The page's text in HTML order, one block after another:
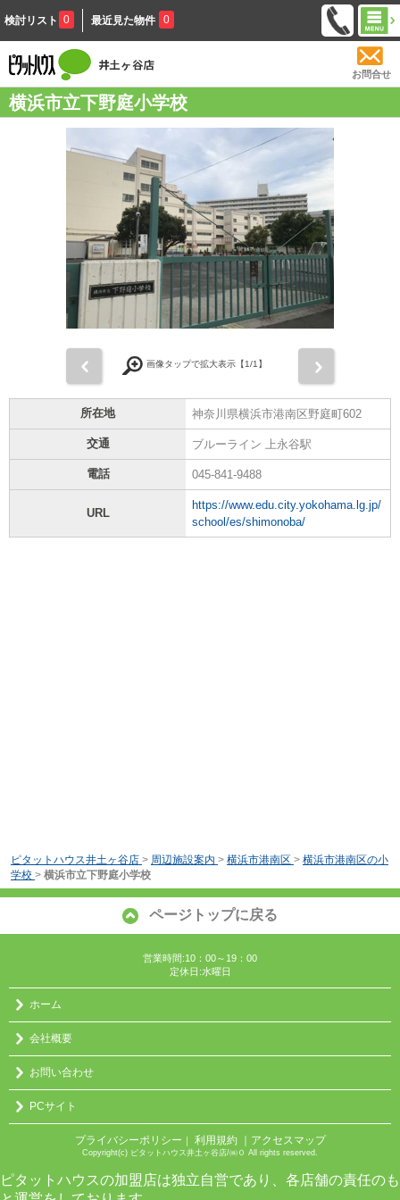
検討リスト 0 最近見た物件 0
お問合せ
横浜市立下野庭小学校
画像タップで拡大表示【1/1】
所在地 神奈川県横浜市港南区野庭町602
交通 ブルーライン 上永谷駅
電話 045-841-9488
URL
https://www.edu.city.yokohama.lg.jp/
school/es/shimonoba/
ピタットハウス井土ヶ谷店 > 周辺施設案内 > 横浜市港南区 > 横浜市港南区の小
学校 > 横浜市立下野庭小学校
ページトップに戻る
営業時間:10：00～19：00
定休日:水曜日
ホーム
会社概要
お問い合わせ
PCサイト
プライバシーポリシー ｜ 利用規約 ｜アクセスマップ
Copyright(c) ピタットハウス井土ヶ谷店/㈱０ All rights reserved.
ピタットハウスの加盟店は独立自営であり、各店舗の責任のも